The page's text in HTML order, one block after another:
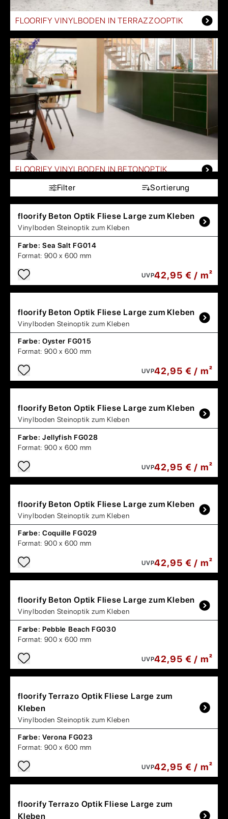
FLOORIFY VINYLBODEN IN TERRAZZOOPTIK
FLOORIFY VINYLBODEN IN BETONOPTIK
Filter
Sortierung
floorify Beton Optik Fliese Large zum Kleben
Vinylboden Steinoptik zum Kleben
Farbe: Sea Salt FG014
Format: 900 x 600 mm
UVP42,95 € / m²
floorify Beton Optik Fliese Large zum Kleben
Vinylboden Steinoptik zum Kleben
Farbe: Oyster FG015
Format: 900 x 600 mm
UVP42,95 € / m²
floorify Beton Optik Fliese Large zum Kleben
Vinylboden Steinoptik zum Kleben
Farbe: Jellyfish FG028
Format: 900 x 600 mm
UVP42,95 € / m²
floorify Beton Optik Fliese Large zum Kleben
Vinylboden Steinoptik zum Kleben
Farbe: Coquille FG029
Format: 900 x 600 mm
UVP42,95 € / m²
floorify Beton Optik Fliese Large zum Kleben
Vinylboden Steinoptik zum Kleben
Farbe: Pebble Beach FG030
Format: 900 x 600 mm
UVP42,95 € / m²
floorify Terrazo Optik Fliese Large zum
Kleben
Vinylboden Steinoptik zum Kleben
Farbe: Verona FG023
Format: 900 x 600 mm
UVP42,95 € / m²
floorify Terrazo Optik Fliese Large zum
Kleben